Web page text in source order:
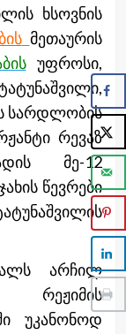
ხსოვნის
მეთაურის
უფროსი,
სარდლობის
რევაზ
მე-12
წევრები
არჩილ
რეჟიმის
უკანონოდ